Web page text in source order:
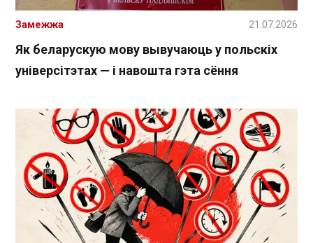
Як беларускую мову вывучаюць у польскіх
універсітэтах — і навошта гэта сёння
Замежжа 21.07.2026